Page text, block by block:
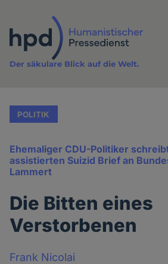
Inhalt
Der säkulare Blick auf die Welt.
POLITIK
Ehemaliger CDU-Politiker
assistierten Suizid Brief an
Lammert
Die Bitten eines
Verstorbenen
Frank Nicolai